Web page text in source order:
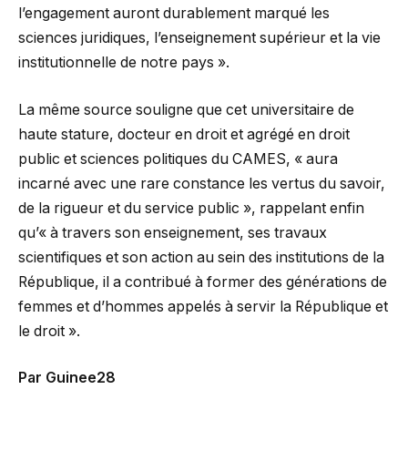
l’engagement auront durablement marqué les
sciences juridiques, l’enseignement supérieur et la vie
institutionnelle de notre pays ».
La même source souligne que cet universitaire de
haute stature, docteur en droit et agrégé en droit
public et sciences politiques du CAMES, « aura
incarné avec une rare constance les vertus du savoir,
de la rigueur et du service public », rappelant enfin
qu’« à travers son enseignement, ses travaux
scientifiques et son action au sein des institutions de la
République, il a contribué à former des générations de
femmes et d’hommes appelés à servir la République et
le droit ».
Par Guinee28